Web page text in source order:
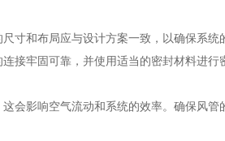
寸和布局应与设计方案一致，以确保系统
接牢固可靠，并使用适当的密封材料进行
会影响空气流动和系统的效率。确保风管